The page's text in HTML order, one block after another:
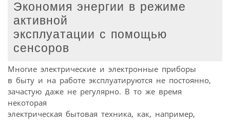
Экономия энергии в режиме
активной
эксплуатации с помощью
сенсоров
Многие электрические и электронные приборы
в быту и на работе эксплуатируются не постоянно,
зачастую даже не регулярно. В то же время
некоторая
электрическая бытовая техника, как, например,